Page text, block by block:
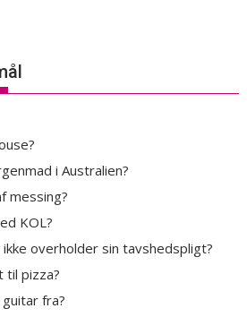
i Australien?
messing?
KOL?
overholder sin tavshedspligt?
til pizza?
fra?